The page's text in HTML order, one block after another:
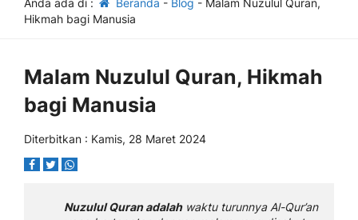
Anda ada di : Beranda - Blog - Malam Nuzulul Quran,
Hikmah bagi Manusia
Malam Nuzulul Quran, Hikmah
bagi Manusia
Diterbitkan : Kamis, 28 Maret 2024
Nuzulul Quran adalahwaktu turunnya Al-Qur’an